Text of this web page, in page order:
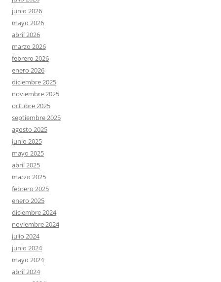
junio 2026
mayo 2026
abril 2026
marzo 2026
febrero 2026
enero 2026
diciembre 2025
noviembre 2025
octubre 2025
septiembre 2025
agosto 2025
junio 2025
mayo 2025
abril 2025
marzo 2025
febrero 2025
enero 2025
diciembre 2024
noviembre 2024
julio 2024
junio 2024
mayo 2024
abril 2024